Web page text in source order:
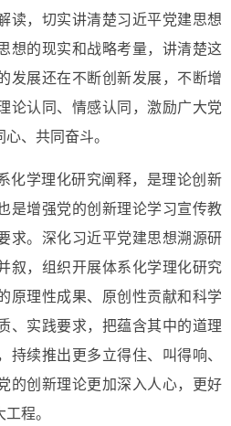
读，切实讲清楚习近平党建思想
想的现实和战略考量，讲清楚这
发展还在不断创新发展， 不断增
论认同、情感认同，激励广大党
、共同奋斗。
化学理化研究阐释，是理论创新
是增强党的创新理论学习宣传教
求。深化习近平党建思想溯源研
叙，组织开展体系化学理化研究
原理性成果、原创性贡献和科学
、实践要求，把蕴含其中的道理
持续推出更多立得住、叫得响、
的创新理论更加深入人心，更好
程。